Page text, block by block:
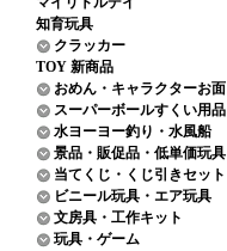
知育玩具
クラッカー
TOY 新商品
おめん・キャラクターお面
スーパーボールすくい用品
水ヨーヨー釣り・水風船
景品・販促品・低単価玩具
当てくじ・くじ引きセット
ビニール玩具・エア玩具
文房具・工作キット
玩具・ゲーム